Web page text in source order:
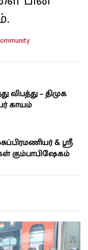
விபத்து – திமுக
காயம்
& ஸ்ரீ
கும்பாபிஷேகம்